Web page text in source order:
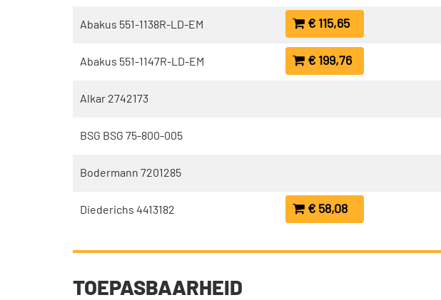
Abakus 551-1138R-LD-EM € 115,65
Abakus 551-1147R-LD-EM € 199,76
Alkar 2742173
BSG BSG 75-800-005
Bodermann 7201285
Diederichs 4413182 € 58,08
TOEPASBAARHEID